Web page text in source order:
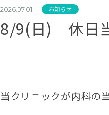
2026.07.01 お知らせ
8/9(日) 休日
当クリニックが内科の